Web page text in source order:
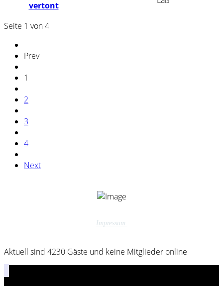
vertont
Seite 1 von 4
Prev
1
2
3
4
Next
Impressum
Aktuell sind 4230 Gäste und keine Mitglieder online